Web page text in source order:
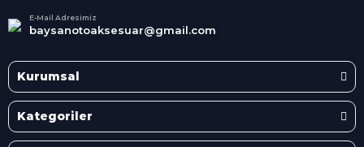
E-Mail Adresimiz
baysanotoaksesuar@gmail.com
Kurumsal
Kategoriler